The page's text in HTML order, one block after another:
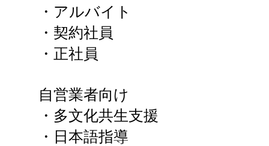
・アルバイト
・契約社員
・正社員
自営業者向け
・多文化共生支援
・日本語指導